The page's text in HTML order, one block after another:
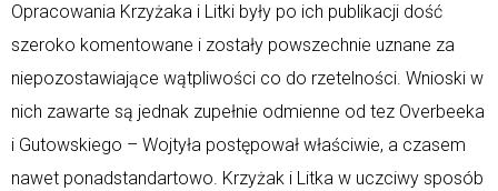
Opracowania Krzyżaka i Litki były po ich publikacji dość
szeroko komentowane i zostały powszechnie uznane za
niepozostawiające wątpliwości co do rzetelności. Wnioski w
nich zawarte są jednak zupełnie odmienne od tez Overbeeka
i Gutowskiego – Wojtyła postępował właściwie, a czasem
nawet ponadstandartowo. Krzyżak i Litka w uczciwy sposób